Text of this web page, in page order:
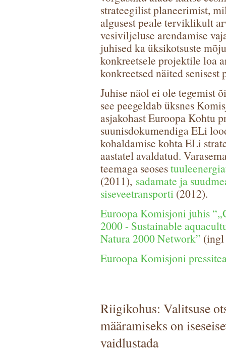
strateegilist planeerimist,
algusest peale terviklikult
vesiviljeluse arendamise
juhised ka üksikotsuste
konkreetsele projektile loa
konkreetsed näited
Juhise näol ei ole tegemist
see peegeldab üksnes
asjakohast Euroopa Kohtu
suunisdokumendiga ELi
kohaldamise kohta ELi
aastatel avaldatud.
teemaga seoses
(2011), sadamate ja
siseveetransporti(2012).
Euroopa Komisjoni juhis
2000 - Sustainable
Natura 2000 Network”
Euroopa Komisjoni
Riigikohus: Valitsuse
määramiseks on
vaidlustada